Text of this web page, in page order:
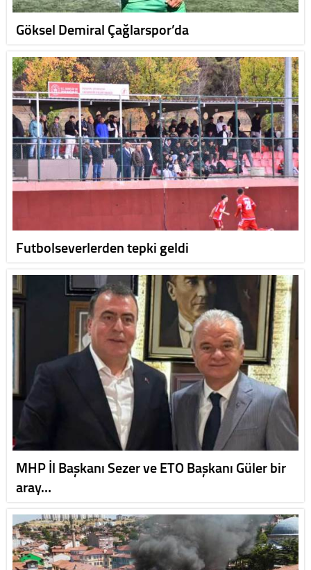
Göksel Demiral Çağlarspor’da
Futbolseverlerden tepki geldi
MHP İl Başkanı Sezer ve ETO Başkanı Güler bir
aray…